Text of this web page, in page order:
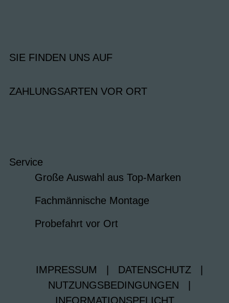
SIE FINDEN UNS AUF
ZAHLUNGSARTEN VOR ORT
Service
Große Auswahl aus Top-Marken
Fachmännische Montage
Probefahrt vor Ort
IMPRESSUM DATENSCHUTZ
NUTZUNGSBEDINGUNGEN
INFORMATIONSPFLICHT